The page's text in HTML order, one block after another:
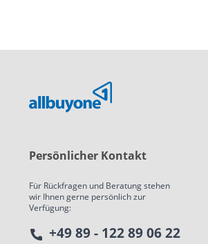
Persönlicher Kontakt
Für Rückfragen und Beratung stehen
wir Ihnen gerne persönlich zur
Verfügung:
+49 89 - 122 89 06 22